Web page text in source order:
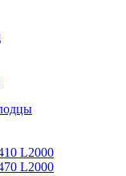
L2000
L2000